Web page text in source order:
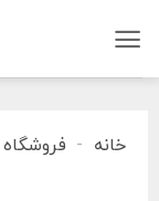
خانه - فروشگاه